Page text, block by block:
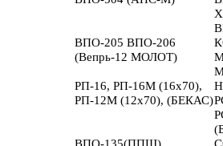
ВПО-205 ВПО-206
(Вепрь-12 МОЛОТ)
РП-16, РП-16М (16х70),
РП-12М (12х70), (БЕКАС)
ВПО-135(ППШ),